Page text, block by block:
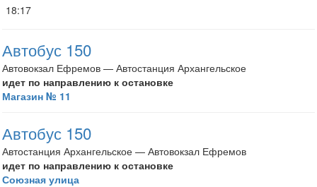
18:17
Автобус 150
Автовокзал Ефремов — Автостанция Архангельское
идет по направлению к остановке
Магазин № 11
Автобус 150
Автостанция Архангельское — Автовокзал Ефремов
идет по направлению к остановке
Союзная улица